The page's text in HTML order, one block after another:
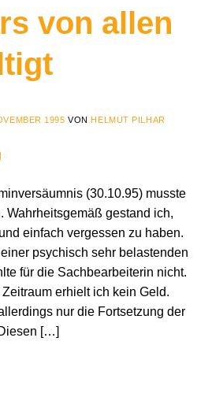
von allen
1995 VON HELMUT PILHAR
(30.10.95) musste
Wahrheitsgemäß gestand ich,
einfach vergessen zu haben.
psychisch sehr belastenden
für die Sachbearbeiterin nicht.
erhielt ich kein Geld.
nur die Fortsetzung der
[…]